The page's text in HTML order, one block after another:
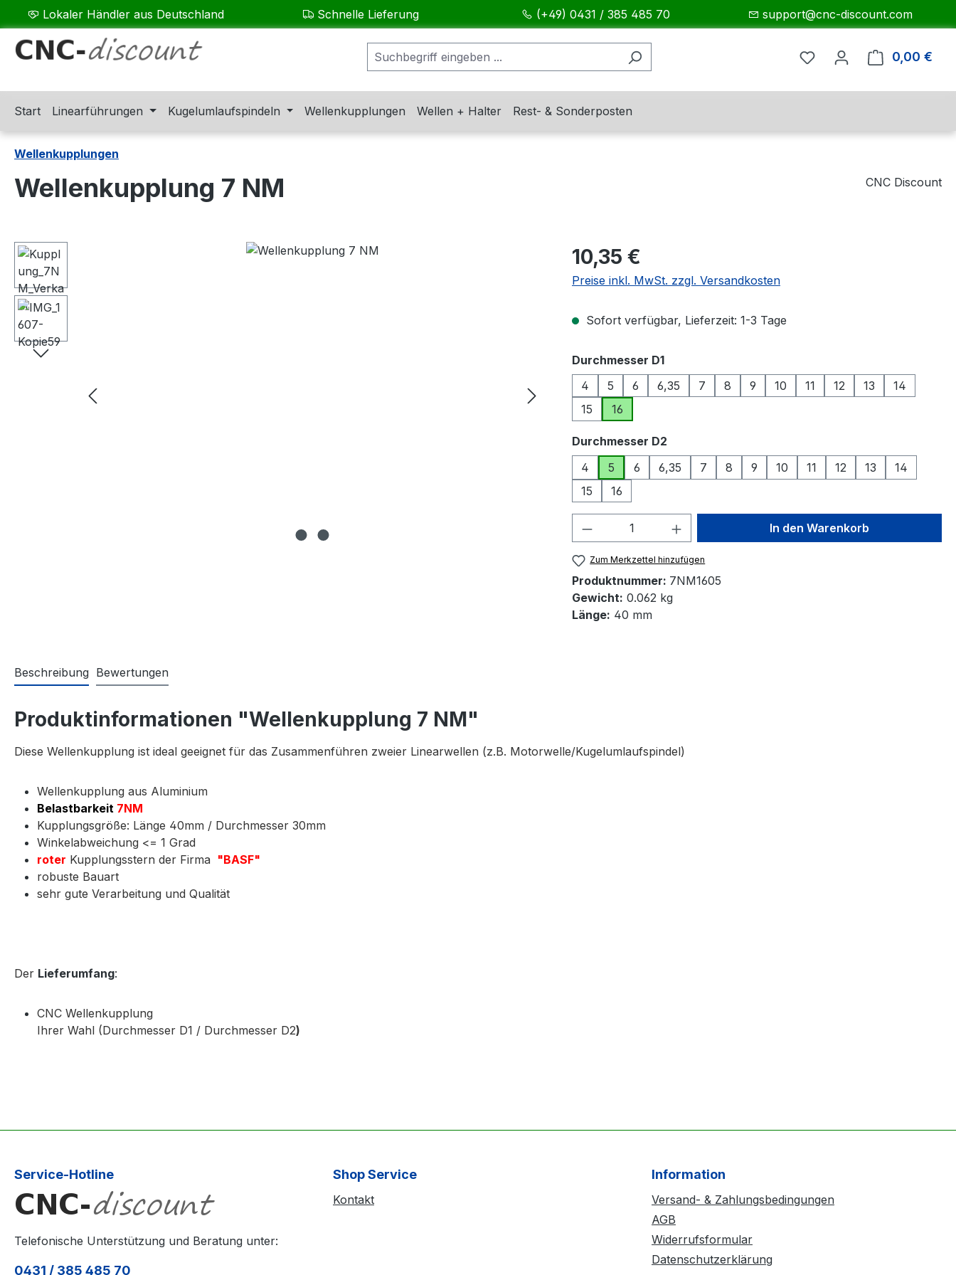
Hauptinhalt springen
Zur Suche springen
Zur Hauptnavigation springen
Lokaler Händler aus Deutschland Schnelle Lieferung (+49) 0431 / 385 485 70 support@cnc-discount.com
0,00 €
Start Linearführungen Kugelumlaufspindeln Wellenkupplungen Wellen + Halter Rest- & Sonderposten
Wellenkupplungen
Wellenkupplung 7 NM CNC Discount
Bildergalerie überspringen Regulärer Preis:
10,35 €
Preise inkl. MwSt. zzgl. Versandkosten
Sofort verfügbar, Lieferzeit: 1-3 Tage
Durchmesser D1auswählen
4
5 6 6,35 7 8 9 10 11 12 13
14
15
16
Durchmesser D2
4
5 6 6,35 7 8 9 10 11 12 13
14
15
16
Produkt Anzahl: Gib den gewünschten Wert
In den Warenkorb
Zum Merkzettel hinzufügen
Produktnummer: 7NM1605
Gewicht: 0.062 kg
Länge: 40 mm
Beschreibung Bewertungen
Produktinformationen "Wellenkupplung 7 NM"
Diese Wellenkupplung ist ideal geeignet für das Zusammenführen zweier Linearwellen (z.B. Motorwelle/Kugelumlaufspindel)
Wellenkupplung aus Aluminium
Belastbarkeit 7NM
Kupplungsgröße: Länge 40mm / Durchmesser 30mm
Winkelabweichung <= 1 Grad
roter Kupplungsstern der Firma "BASF"
robuste Bauart
sehr gute Verarbeitung und Qualität
Der Lieferumfang:
CNC Wellenkupplung
Ihrer Wahl (Durchmesser D1 / Durchmesser D2)
Service-Hotline
Telefonische Unterstützung und Beratung unter:
0431 / 385 485 70
Shop Service
Kontakt
Information
Versand- & Zahlungsbedingungen
AGB
Widerrufsformular
Datenschutzerklärung